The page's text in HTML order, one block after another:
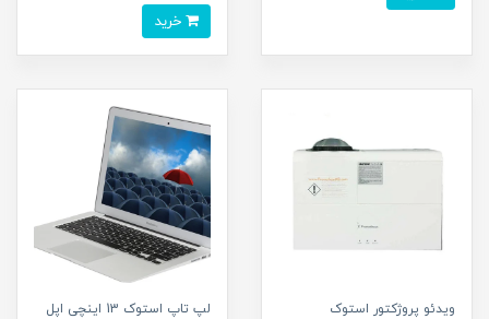
ویدئو پروژکتور استوک
لپ تاپ استوک 13 اینچی اپل